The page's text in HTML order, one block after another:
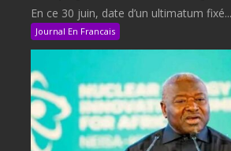
En ce 30 juin, date d’un ultimatum fixé...
Journal En Francais